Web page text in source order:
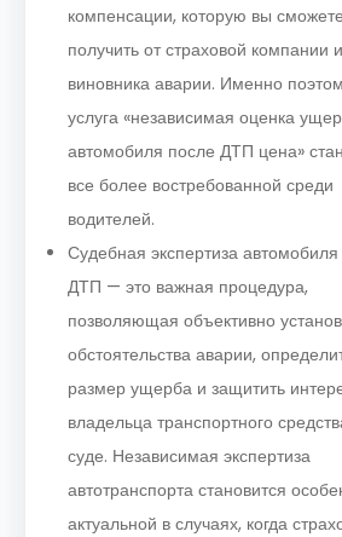
компенсации, которую вы сможете
получить от страховой компании
виновника аварии. Именно
услуга «независимая оценка
автомобиля после ДТП цена»
все более востребованной среди
водителей.
Судебная экспертиза
ДТП — это важная процедура,
позволяющая объективно
обстоятельства аварии,
размер ущерба и защитить
владельца транспортного
суде. Независимая экспертиза
автотранспорта становится
актуальной в случаях, когда